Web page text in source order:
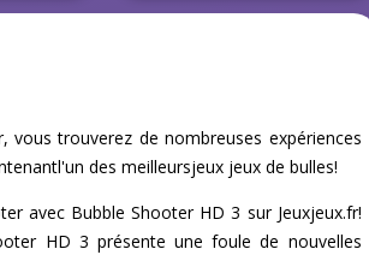
vous trouverez de nombreuses expériences
des meilleursjeux jeux de bulles!
avec Bubble Shooter HD 3 sur Jeuxjeux.fr!
HD 3 présente une foule de nouvelles